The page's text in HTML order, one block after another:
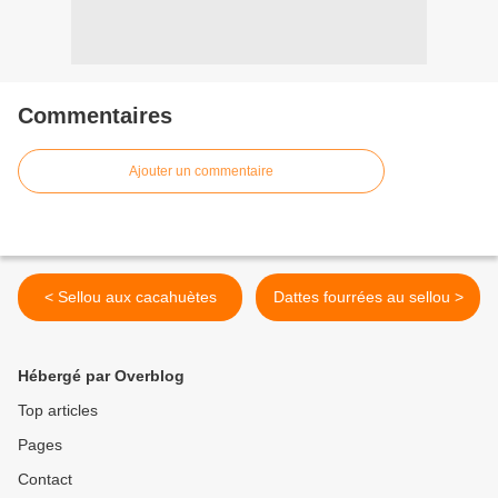
Commentaires
Ajouter un commentaire
< Sellou aux cacahuètes Dattes fourrées au sellou >
Hébergé par Overblog
Top articles
Pages
Contact